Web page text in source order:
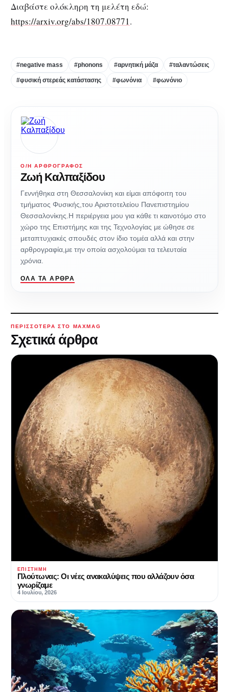
Διαβάστε ολόκληρη τη μελέτη εδώ:
https://arxiv.org/abs/1807.08771.
#negative mass #phonons #αρνητική μάζα #ταλαντώσεις
#φυσική στερεάς κατάστασης #φωνόνια #φωνόνιο
Ο/Η ΑΡΘΡΟΓΡΆΦΟΣ
Ζωή Καλπαξίδου
Γεννήθηκα στη Θεσσαλονίκη και είμαι απόφοιτη του
τμήματος Φυσικής,του Αριστοτελείου Πανεπιστημίου
Θεσσαλονίκης.Η περιέργεια μου για κάθε τι καινοτόμο στο
χώρο της Επιστήμης και της Τεχνολογίας με ώθησε σε
μεταπτυχιακές σπουδές στον ίδιο τομέα αλλά και στην
αρθρογραφία,με την οποία ασχολούμαι τα τελευταία
χρόνια.
ΌΛΑ ΤΑ ΆΡΘΡΑ
ΠΕΡΙΣΣΌΤΕΡΑ ΣΤΟ MAXMAG
Σχετικά άρθρα
ΕΠΙΣΤΉΜΗ
Πλούτωνας: Οι νέες ανακαλύψεις που αλλάζουν όσα
γνωρίζαμε
4 Ιουλίου, 2026